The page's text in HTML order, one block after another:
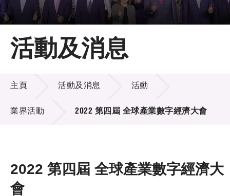
主頁
關於LSCM
技術商品化
項目及資助計劃
活動及消息
活動及消息
活動及消息
主頁 活動及消息 活動
業界活動 2022 第四屆 全球產業數字經濟大會
2022 第四屆 全球產業數字經濟大
會